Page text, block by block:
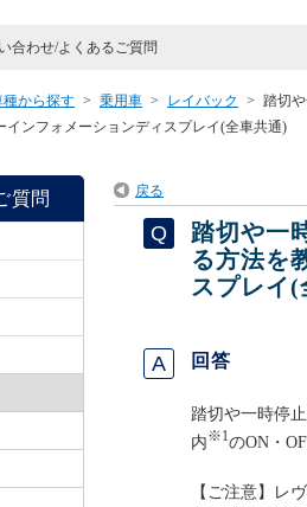
種から探す > 乗用車 > レイバック > 踏切
インフォメーションディスプレイ(全車共通)
質問 戻る
踏切や一
る方法を
スプレイ
回答
踏切や一時停
内※1のON・
【ご注意】レ